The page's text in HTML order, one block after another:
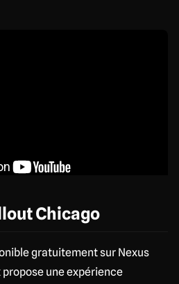
Chicago
gratuitement sur Nexus
une expérience